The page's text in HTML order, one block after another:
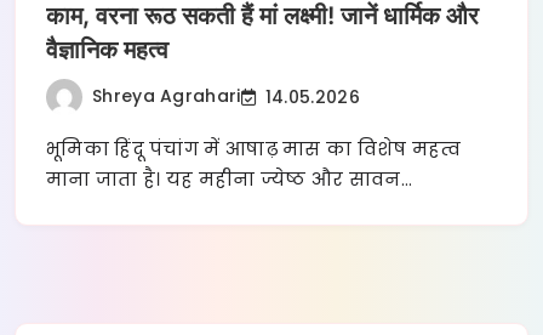
काम, वरना रूठ सकती हैं मां लक्ष्मी! जानें धार्मिक और
वैज्ञानिक महत्व
Shreya Agrahari 14.05.2026
भूमिका हिंदू पंचांग में आषाढ़ मास का विशेष महत्व
माना जाता है। यह महीना ज्येष्ठ और सावन…